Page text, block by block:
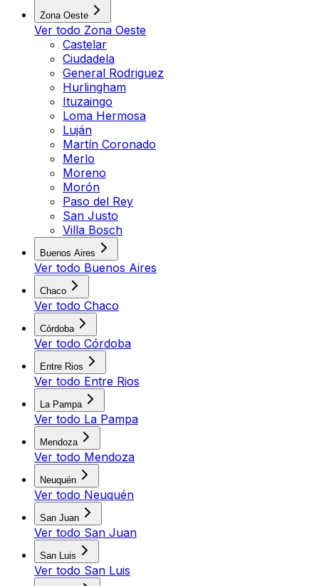
Zona Oeste
Ver todo Zona Oeste
Castelar
Ciudadela
General Rodriguez
Hurlingham
Ituzaingo
Loma Hermosa
Luján
Martín Coronado
Merlo
Moreno
Morón
Paso del Rey
San Justo
Villa Bosch
Buenos Aires
Ver todo Buenos Aires
Chaco
Ver todo Chaco
Córdoba
Ver todo Córdoba
Entre Rios
Ver todo Entre Rios
La Pampa
Ver todo La Pampa
Mendoza
Ver todo Mendoza
Neuquén
Ver todo Neuquén
San Juan
Ver todo San Juan
San Luis
Ver todo San Luis